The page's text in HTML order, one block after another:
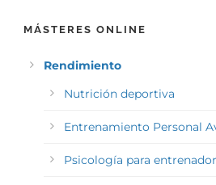
MÁSTERES ONLINE
Rendimiento
Nutrición deportiva
Entrenamiento Personal
Psicología para